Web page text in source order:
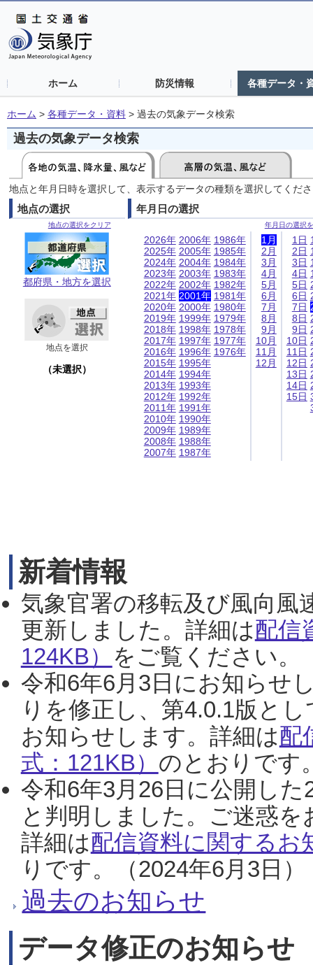
ホーム 防災情報 各種データ・
ホーム > 各種データ・資料 > 過去の気象データ検索
過去の気象データ検索
地点と年月日時を選択して、表示するデータの種類を選択してくだ
地点の選択
地点の選択をクリア
都府県・地方を選択
地点を選択
（未選択）
年月日の選択
年月日の選択
2026年
2025年
2024年
2023年
2022年
2021年
2020年
2019年
2018年
2017年
2016年
2015年
2014年
2013年
2012年
2011年
2010年
2009年
2008年
2007年
2006年
2005年
2004年
2003年
2002年
2001年
2000年
1999年
1998年
1997年
1996年
1995年
1994年
1993年
1992年
1991年
1990年
1989年
1988年
1987年
1986年
1985年
1984年
1983年
1982年
1981年
1980年
1979年
1978年
1977年
1976年
1月
2月
3月
4月
5月
6月
7月
8月
9月
10月
11月
12月
1日
2日
3日
4日
5日
6日
7日
8日
9日
10日
11日
12日
13日
14日
15日
新着情報
気象官署の移転及び風向風
更新しました。詳細は配信
124KB） をご覧ください。
令和6年6月3日にお知らせ
りを修正し、第4.0.1版と
お知らせします。詳細は配
式：121KB） のとおりです
令和6年3月26日に公開し
と判明しました。ご迷惑
詳細は配信資料に関するお
りです。（2024年6月3日）
過去のお知らせ
データ修正のお知らせ